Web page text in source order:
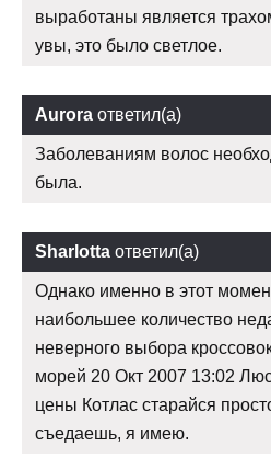
выработаны является
увы, это было светлое.
Aurora ответил(а)
Заболеваниям волос
была.
Sharlotta ответил(а)
Однако именно в этот
наибольшее количество
неверного выбора
морей 20 Окт 2007 13:02
цены Котлас старайся
съедаешь, я имею.